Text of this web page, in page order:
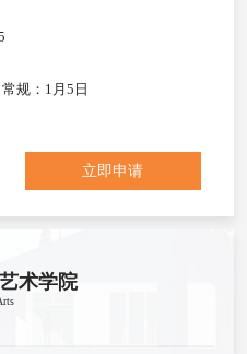
规：1月5日
立即申请
术学院